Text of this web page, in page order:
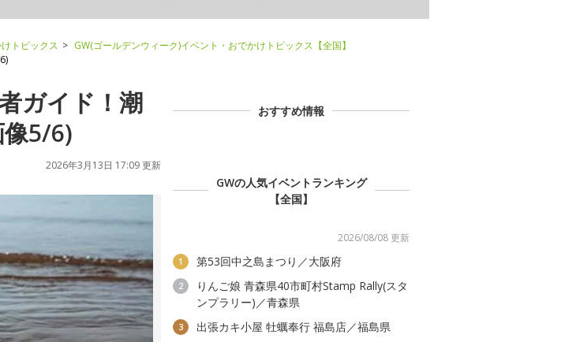
トピックス
GW(ゴールデンウィーク)イベント・おでかけトピックス【全国】
ガイド！潮
5/6)
2026年3月13日 17:09 更新
おすすめ情報
GWの人気イベントランキング
【全国】
2026/08/08 更新
1 第53回中之島まつり／大阪府
2
りんご娘 青森県40市町村Stamp Rally(スタ
ンプラリー)／青森県
3 出張カキ小屋 牡蠣奉行 福島店／福島県